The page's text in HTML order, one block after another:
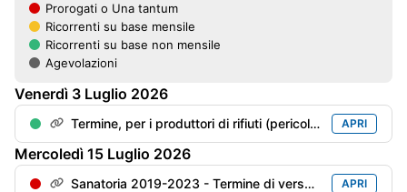
Prorogati o Una tantum
Ricorrenti su base mensile
Ricorrenti su base non mensile
Agevolazioni
Venerdì 3 Luglio 2026
Termine, per i produttori di rifiuti (pericolosi o meno), per l'invio della "Dichiarazioni ambientale" (mod. MUD) con riferimento all'anno precedente APRI
Mercoledì 15 Luglio 2026
Sanatoria 2019-2023 - Termine di versamento della 5° rata APRI